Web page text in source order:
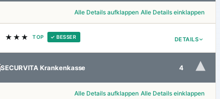
Alle Details aufklappen Alle Details einklappen
DETAILS
★★★ TOP ✓ BESSER
SECURVITA Krankenkasse 4 ▾
Alle Details aufklappen Alle Details einklappen